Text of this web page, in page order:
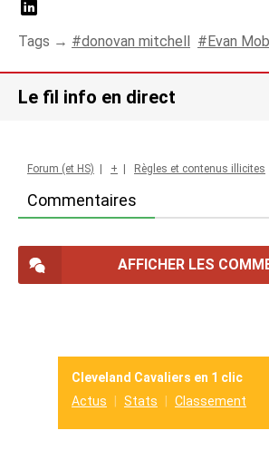
Tags → donovan mitchell Evan
Le fil info en direct
Commentaires
Forum (et HS) + Règles et contenus illicites
AFFICHER LES
Cleveland Cavaliers en 1 clic
Actus
Stats Classement